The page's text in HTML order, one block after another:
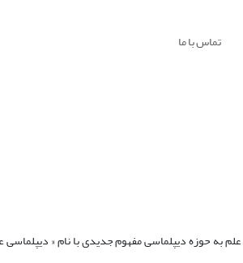
تماس با ما
حوزه دیپلماسی مفهوم جدیدی با نام « دیپلماسی